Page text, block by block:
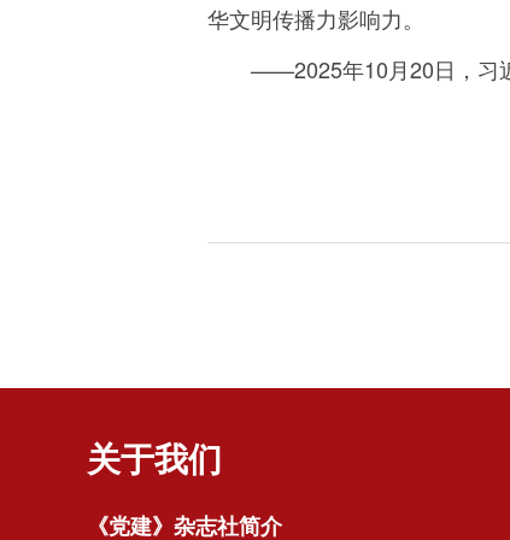
华文明传播力影响力。
——2025年10月20日，习
关于我们
《党建》杂志社简介